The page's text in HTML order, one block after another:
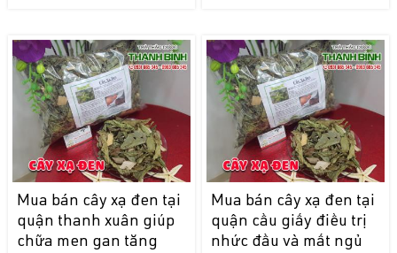
Mua bán cây xạ đen tại
quận thanh xuân giúp
chữa men gan tăng
Mua bán cây xạ đen tại
quận cầu giấy điều trị
nhức đầu và mất ngủ